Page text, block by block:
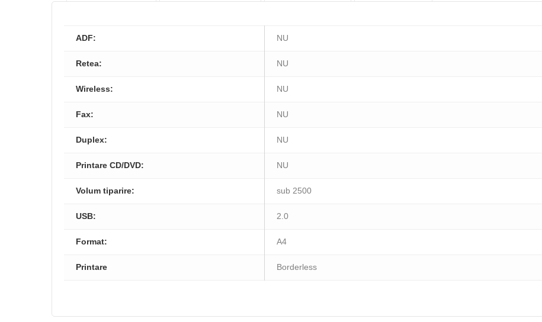
ADF: NU
Retea: NU
Wireless: NU
Fax: NU
Duplex: NU
Printare CD/DVD: NU
Volum tiparire: sub 2500
USB: 2.0
Format: A4
Printare Borderless